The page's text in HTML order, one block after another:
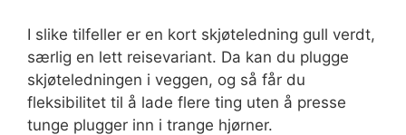
I slike tilfeller er en kort skjøteledning gull verdt,
særlig en lett reisevariant. Da kan du plugge
skjøteledningen i veggen, og så får du
fleksibilitet til å lade flere ting uten å presse
tunge plugger inn i trange hjørner.